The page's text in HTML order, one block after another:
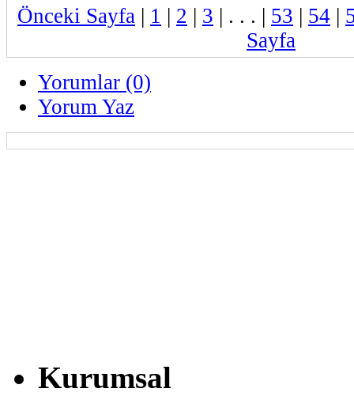
Önceki Sayfa | 1 | 2 | 3 | . . . | 53 | 54 |
Sayfa
Yorumlar (0)
Yorum Yaz
Kurumsal